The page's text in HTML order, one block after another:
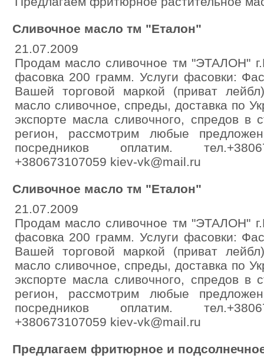
Сливочное масло тм "Еталон"
21.07.2009
Продам масло сливочное тм "ЭТАЛОН"
фасовка 200 грамм. Услуги фасовки:
Вашей торговой маркой (приват
масло сливочное, спреды, доставка по
экспорте масла сливочного, спредов в
регион, рассмотрим любые
посредников оплатим.
+380673107059 kiev-vk@mail.ru
Сливочное масло тм "Еталон"
21.07.2009
Продам масло сливочное тм "ЭТАЛОН"
фасовка 200 грамм. Услуги фасовки:
Вашей торговой маркой (приват
масло сливочное, спреды, доставка по
экспорте масла сливочного, спредов в
регион, рассмотрим любые
посредников оплатим.
+380673107059 kiev-vk@mail.ru
Предлагаем фритюрное и